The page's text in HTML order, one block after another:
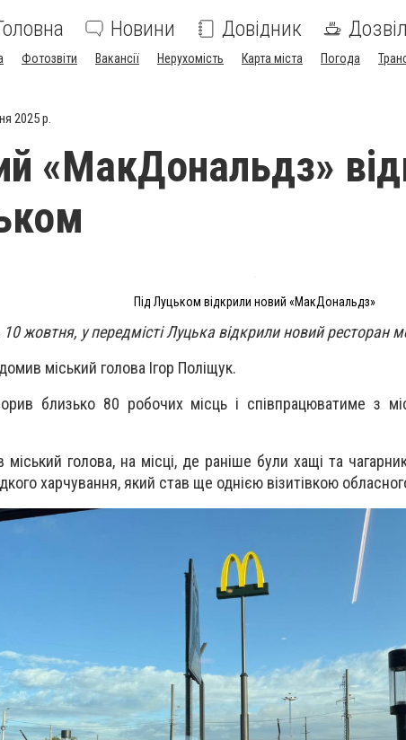
Новини Довідник
Фотозвіти Вакансії Нерухомість Карта міста Погода
2025 р.
«МакДональдз»
Під Луцьком відкрили новий «МакДональдз»
жовтня, у передмісті Луцька відкрили новий ресторан
міський голова Ігор Поліщук.
близько 80 робочих місць і співпрацюватиме з
міський голова, на місці, де раніше були хащі та
харчування, який став ще однією візитівкою